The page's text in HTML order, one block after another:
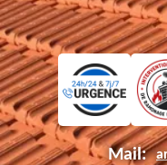
Mail: